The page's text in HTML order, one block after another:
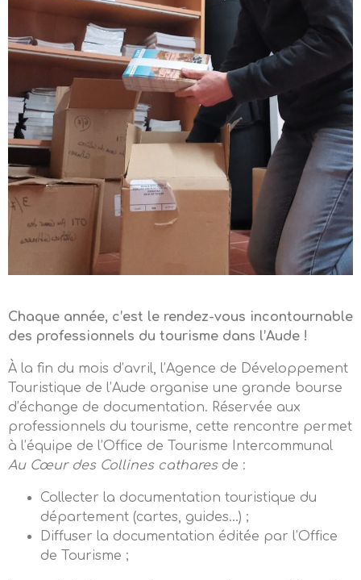
Chaque année, c’est le rendez-vous incontournable
des professionnels du tourisme dans l’Aude !
À la fin du mois d’avril, l’Agence de Développement
Touristique de l’Aude organise une grande bourse
d’échange de documentation. Réservée aux
professionnels du tourisme, cette rencontre permet
à l’équipe de l’Office de Tourisme Intercommunal
Au Cœur des Collines cathares de :
Collecter la documentation touristique du
département (cartes, guides…) ;
Diffuser la documentation éditée par l’Office
de Tourisme ;